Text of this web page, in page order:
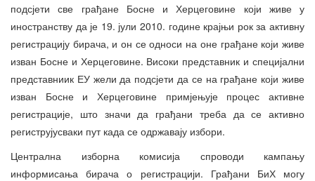
подсјети све грађане Босне и Херцеговине који живе у
иностранству да је 19. јули 2010. године крајњи рок за активну
регистрацију бирача, и он се односи на оне грађане који живе
изван Босне и Херцеговине. Високи представник и специјални
представниик ЕУ жели да подсјети да се на грађане који живе
изван Босне и Херцеговине примјењује процес активне
регистрације, што значи да грађани треба да се активно
региструјусваки пут када се одржавају избори.
Централна изборна комисија спроводи кампању
информисања бирача о регистрацији. Грађани БиХ могу